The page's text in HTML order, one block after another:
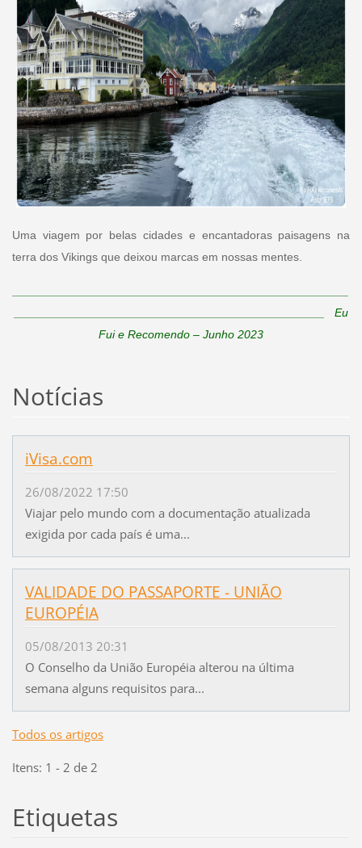
Uma viagem por belas cidades e encantadoras paisagens na
terra dos Vikings que deixou marcas em nossas mentes.
________________________________________________ Eu
Fui e Recomendo – Junho 2023
Notícias
iVisa.com
26/08/2022 17:50
Viajar pelo mundo com a documentação atualizada
exigida por cada país é uma...
VALIDADE DO PASSAPORTE - UNIÃO
EUROPÉIA
05/08/2013 20:31
O Conselho da União Européia alterou na última
semana alguns requisitos para...
Todos os artigos
Itens: 1 - 2 de 2
Etiquetas